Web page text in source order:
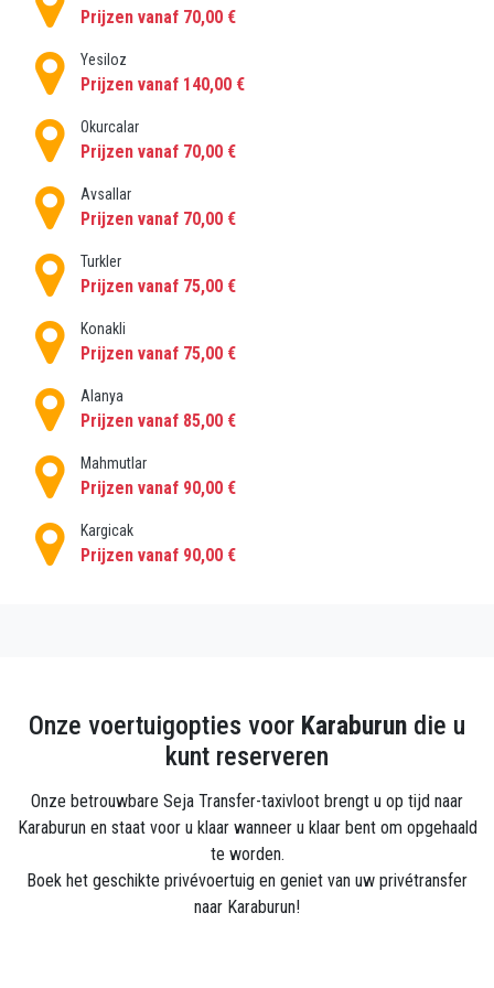
ein Paar, eine kleine Gruppe oder eine große Gruppe
Flughafen Antalya nach Karaburun helfen.
Ihre Abholung vom Flughafen ist immer privat. Wir
stellen Ihnen ein privates Auto und einen Fahrer zur
Verfügung. Er bringt Sie auf dem schnellsten Weg zu
Sie sich entspannt zurücklehnen und die Fahrt
genießen können.
Prijzen vanaf 70,00 €
Yesiloz
Prijzen vanaf 140,00 €
Okurcalar
Prijzen vanaf 70,00 €
Avsallar
Prijzen vanaf 70,00 €
Turkler
Prijzen vanaf 75,00 €
Konakli
Prijzen vanaf 75,00 €
Alanya
Prijzen vanaf 85,00 €
Mahmutlar
Prijzen vanaf 90,00 €
Kargicak
Prijzen vanaf 90,00 €
Onze voertuigopties voor Karaburun die u
kunt reserveren
Onze betrouwbare Seja Transfer-taxivloot brengt u op tijd naar
Karaburun en staat voor u klaar wanneer u klaar bent om opgehaald
te worden.
Boek het geschikte privévoertuig en geniet van uw privétransfer
naar Karaburun!